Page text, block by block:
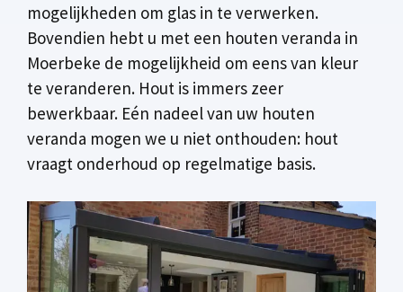
mogelijkheden om glas in te verwerken.
Bovendien hebt u met een houten veranda in
Moerbeke de mogelijkheid om eens van kleur
te veranderen. Hout is immers zeer
bewerkbaar. Eén nadeel van uw houten
veranda mogen we u niet onthouden: hout
vraagt onderhoud op regelmatige basis.